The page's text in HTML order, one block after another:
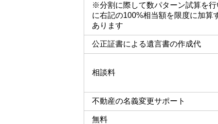
※分割に際して数パターン試算を
に右記の100%相当額を限度に加算
あります
公正証書による遺言書の作成代
相談料
不動産の名義変更サポート
無料